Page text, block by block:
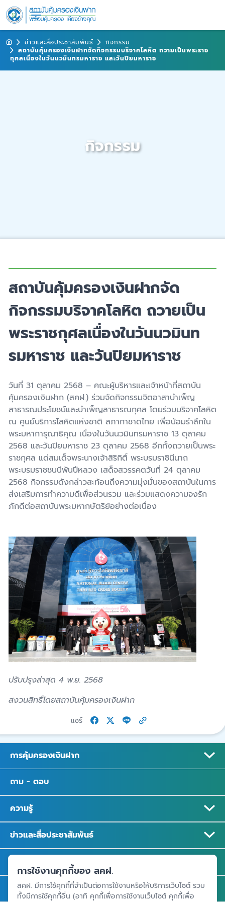
ข่าวและสื่อประชาสัมพันธ์
กิจกรรม
สถาบันคุ้มครองเงินฝากจัดกิจกรรมบริจาคโลหิต ถวายเป็นพระราช
กุศลเนื่องในวันนวมินทรมหาราช และวันปิยมหาราช
กิจกรรม
สถาบันคุ้มครองเงินฝากจัด
กิจกรรมบริจาคโลหิต ถวายเป็น
พระราชกุศลเนื่องในวันนวมินท
รมหาราช และวันปิยมหาราช
วันที่ 31 ตุลาคม 2568 – คณะผู้บริหารและเจ้าหน้าที่สถาบัน
คุ้มครองเงินฝาก (สคฝ.) ร่วมจัดกิจกรรมจิตอาสาบำเพ็ญ
สาธารณประโยชน์และบำเพ็ญสาธารณกุศล โดยร่วมบริจาคโลหิต
ณ ศูนย์บริการโลหิตแห่งชาติ สภากาชาดไทย เพื่อน้อมรำลึกใน
พระมหาการุณาธิคุณ เนื่องในวันนวมินทรมหาราช 13 ตุลาคม
2568 และวันปิยมหาราช 23 ตุลาคม 2568 อีกทั้งถวายเป็นพระ
ราชกุศล แด่สมเด็จพระนางเจ้าสิริกิติ์ พระบรมราชินีนาถ
พระบรมราชชนนีพันปีหลวง เสด็จสวรรคตวันที่ 24 ตุลาคม
2568 กิจกรรมดังกล่าวสะท้อนถึงความมุ่งมั่นของสถาบันในการ
ส่งเสริมการทำความดีเพื่อส่วนรวม และร่วมแสดงความจงรัก
ภักดีต่อสถาบันพระมหากษัตริย์อย่างต่อเนื่อง
ปรับปรุงล่าสุด 4 พ.ย. 2568
สงวนสิทธิ์โดยสถาบันคุ้มครองเงินฝาก
แชร์
การคุ้มครองเงินฝาก
ถาม - ตอบ
ความรู้
ข่าวและสื่อประชาสัมพันธ์
ติดต่อ สคฝ.
การใช้งานคุกกี้ของ สคฝ.
สคฝ. มีการใช้คุกกี้ที่จำเป็นต่อการใช้งานหรือให้บริการเว็บไซต์ รวม
ทั้งมีการใช้คุกกี้อื่น (อาทิ คุกกี้เพื่อการใช้งานเว็บไซต์ คุกกี้เพื่อ